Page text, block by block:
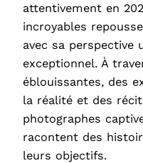
attentivement en
incroyables
avec sa perspective
exceptionnel. À
éblouissantes, des
la réalité et des
photographes
racontent des
leurs objectifs.